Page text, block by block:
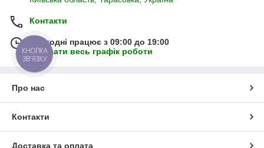
Контакти
Сьогодні працює з 09:00 до 19:00
Показати весь графік роботи
Про нас
Контакти
Доставка та оплата
КНОПКА
ЗВ'ЯЗКУ